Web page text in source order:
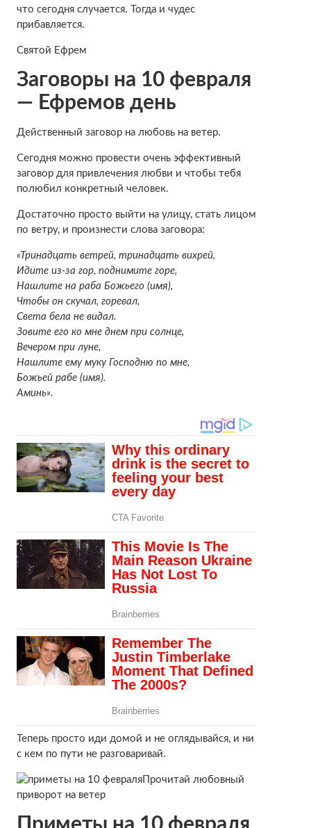
что сегодня случается. Тогда и чудес
прибавляется.
Святой Ефрем
Заговоры на 10 февраля
— Ефремов день
Действенный заговор на любовь на ветер.
Сегодня можно провести очень эффективный
заговор для привлечения любви и чтобы тебя
полюбил конкретный человек.
Достаточно просто выйти на улицу, стать лицом
по ветру, и произнести слова заговора:
«Тринадцать ветрей, тринадцать вихрей,
Идите из-за гор, поднимите горе,
Нашлите на раба Божьего (имя),
Чтобы он скучал, горевал,
Света бела не видал.
Зовите его ко мне днем при солнце,
Вечером при луне,
Нашлите ему муку Господню по мне,
Божьей рабе (имя).
Аминь».
Теперь просто иди домой и не оглядывайся, и ни
с кем по пути не разговаривай.
Прочитай любовный
приворот на ветер